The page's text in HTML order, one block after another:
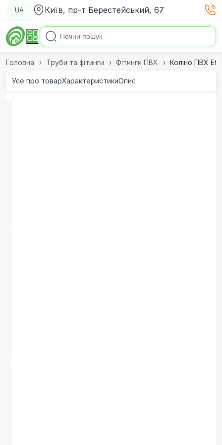
UA Київ, пр-т Берестейський, 67
Головна Труби та фітинги Фітинги ПВХ Коліно ПВХ
Усе про товарХарактеристикиОпис